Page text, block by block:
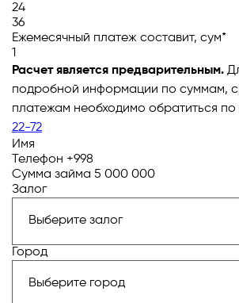
24
36
Ежемесячный платеж составит, сум*
1
Расчет является предварительным.
подробной информации по суммам,
платежам необходимо обратиться по
22-72
Имя
Телефон +998
Сумма займа
Залог
Город